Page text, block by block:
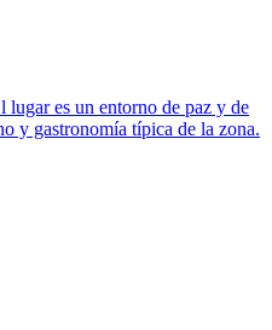
lugar es un entorno de paz y de
y gastronomía típica de la zona.